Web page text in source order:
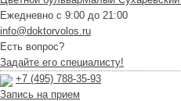
Ежедневно с 9:00 до 21:00
info@doktorvolos.ru
Есть вопрос?
Задайте его специалисту!
+7 (495) 788-35-93
Запись на прием